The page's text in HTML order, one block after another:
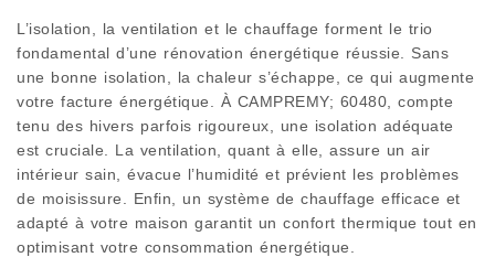
L’isolation, la ventilation et le chauffage forment le trio
fondamental d’une rénovation énergétique réussie. Sans
une bonne isolation, la chaleur s’échappe, ce qui augmente
votre facture énergétique. À CAMPREMY; 60480, compte
tenu des hivers parfois rigoureux, une isolation adéquate
est cruciale. La ventilation, quant à elle, assure un air
intérieur sain, évacue l’humidité et prévient les problèmes
de moisissure. Enfin, un système de chauffage efficace et
adapté à votre maison garantit un confort thermique tout en
optimisant votre consommation énergétique.